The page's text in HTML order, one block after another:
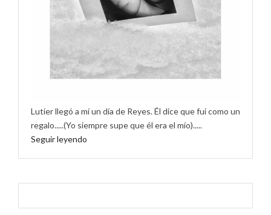
Lutier llegó a mí un día de Reyes. Él dice que fui como un
regalo.....(Yo siempre supe que él era el mío).....
Seguir leyendo